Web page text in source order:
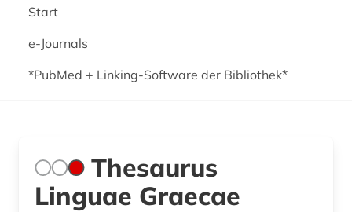
Start
e-Journals
*PubMed + Linking-Software der Bibliothek*
Thesaurus
Linguae Graecae